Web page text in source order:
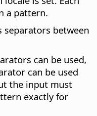
a pattern.
separators between
can be used,
can be used
the input must
exactly for